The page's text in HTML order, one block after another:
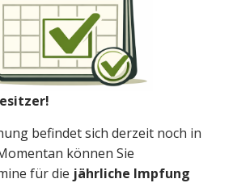
befindet sich derzeit noch in
können Sie
für die jährliche Impfung